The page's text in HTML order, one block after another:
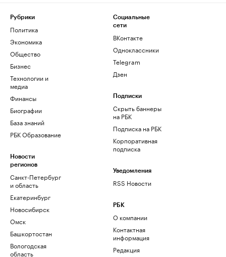
Рубрики
Политика
Экономика
Общество
Бизнес
Технологии и
медиа
Финансы
Биографии
База знаний
РБК Образование
Новости
регионов
Санкт-Петербург
и область
Екатеринбург
Новосибирск
Омск
Башкортостан
Вологодская
область
Социальные
сети
ВКонтакте
Одноклассники
Telegram
Дзен
Подписки
Скрыть баннеры
на РБК
Подписка на РБК
Корпоративная
подписка
Уведомления
RSS Новости
РБК
О компании
Контактная
информация
Редакция